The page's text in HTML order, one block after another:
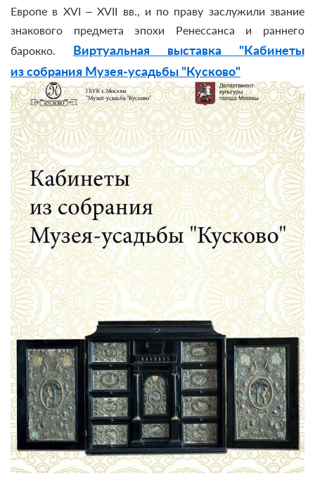
Европе в XVI – XVII вв., и по праву заслужили звание
знакового предмета эпохи Ренессанса и раннего
барокко. Виртуальная выставка "Кабинеты
из собрания Музея-усадьбы "Кусково"